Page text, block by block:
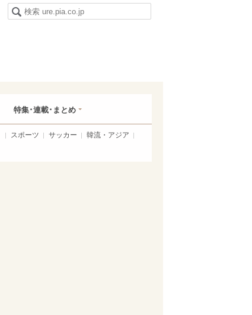
特集･連載･まとめ
スポーツ サッカー
韓流・アジア